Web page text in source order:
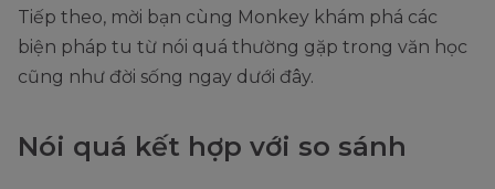
Tiếp theo, mời bạn cùng Monkey khám phá các
biện pháp tu từ nói quá thường gặp trong văn học
cũng như đời sống ngay dưới đây.
Nói quá kết hợp với so sánh